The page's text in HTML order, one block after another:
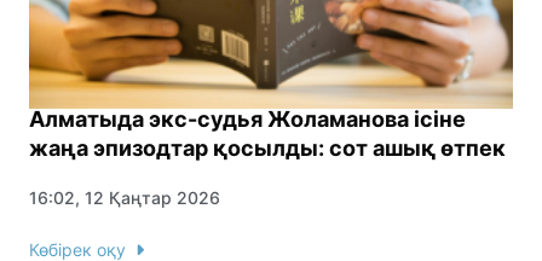
Алматыда экс-судья Жоламанова ісіне
жаңа эпизодтар қосылды: сот ашық өтпек
16:02, 12 Қаңтар 2026
Көбірек оқу